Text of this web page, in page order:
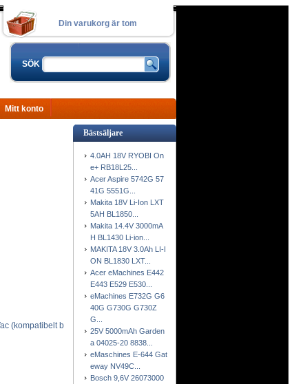
Din varukorg är tom
SÖK
Mitt konto
(kompatibelt b
Bästsäljare
4.0AH 18V RYOBI On
e+ RB18L25...
Acer Aspire 5742G 57
41G 5551G...
Makita 18V Li-Ion LXT
5AH BL1850...
Makita 14.4V 3000mA
H BL1430 Li-ion...
MAKITA 18V 3.0Ah LI-I
ON BL1830 LXT...
Acer eMachines E442
E443 E529 E530...
eMachines E732G G6
40G G730G G730Z
G...
25V 5000mAh Garden
a 04025-20 8838...
eMaschines E-644 Gat
eway NV49C...
Bosch 9,6V 26073000